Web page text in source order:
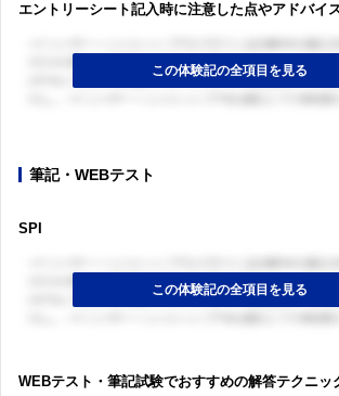
エントリーシート記入時に注意した点やアドバイ
筆記・WEBテスト
SPI
WEBテスト・筆記試験でおすすめの解答テクニッ